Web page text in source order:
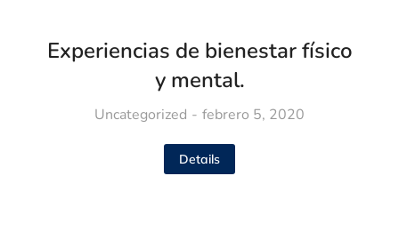
Experiencias de bienestar físico
y mental.
Uncategorized febrero 5, 2020
Details